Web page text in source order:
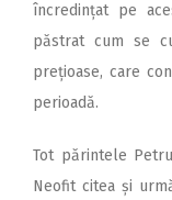
încredințat pe
păstrat cum se
prețioase, care
perioadă.
Tot părintele
Neofit citea și